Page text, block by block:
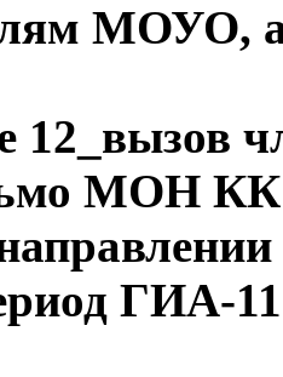
МОУО,
12_вызов
МОН КК
ГИА-